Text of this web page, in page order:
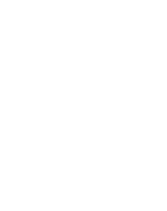
Luis de la
Fernando III
que no ha